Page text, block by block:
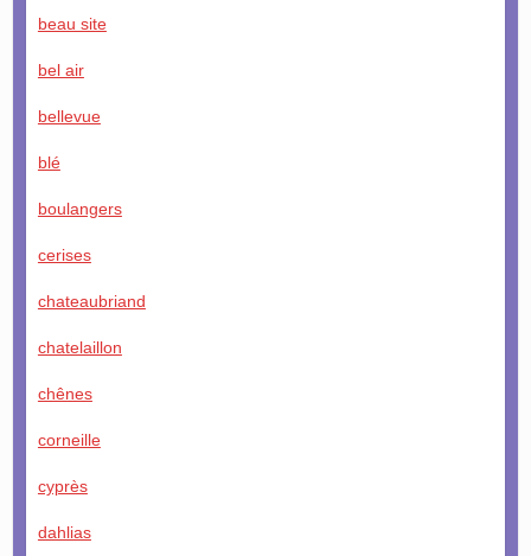
beau site
bel air
bellevue
blé
boulangers
cerises
chateaubriand
chatelaillon
chênes
corneille
cyprès
dahlias